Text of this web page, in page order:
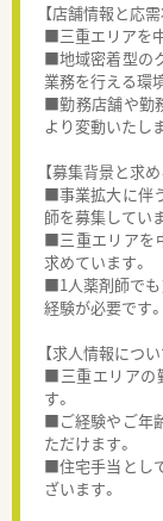
【店舗情報と応
■三重エリアを
■地域密着型の
業務を行える環
■勤務店舗や勤
より変動いたし
【募集背景と求
■事業拡大に伴
師を募集してい
■三重エリアを
求めています。
■1人薬剤師でも
経験が必要です。
【求人情報につい
■三重エリアの
す。
■ご経験やご年
ただけます。
■住宅手当とし
ざいます。